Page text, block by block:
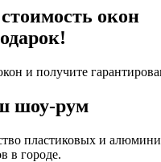
окон
и получите
шоу-рум
пластиковых и
в городе.